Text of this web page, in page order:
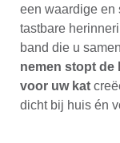
een waardige en
tastbare
band die u
nemen stopt de
voor uw kat
dicht bij huis én